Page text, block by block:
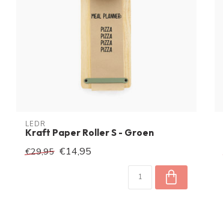
LEDR
Kraft Paper Roller S - Groen
€29,95 €14,95